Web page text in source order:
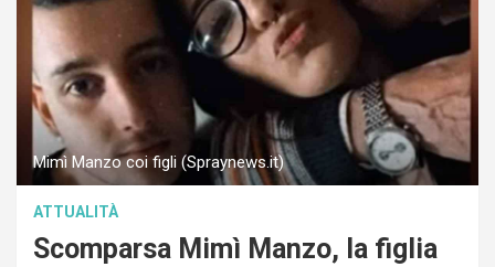
Mimì Manzo coi figli (Spraynews.it)
ATTUALITÀ
Scomparsa Mimì Manzo, la figlia